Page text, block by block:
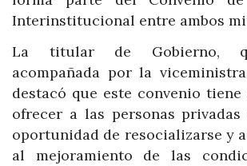
Interinstitucional entre ambos
La titular de Gobierno,
acompañada por la
destacó que este convenio
ofrecer a las personas
oportunidad de resocializarse y
al mejoramiento de las